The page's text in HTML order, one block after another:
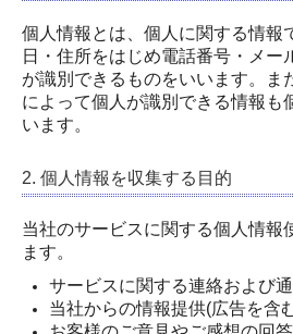
個人情報とは、個人に関する情報
日・住所をはじめ電話番号・メー
が識別できるものをいいます。ま
によって個人が識別できる情報も
います。
2. 個人情報を収集する目的
当社のサービスに関する個人情報
ます。
サービスに関する連絡および
当社からの情報提供(広告を含